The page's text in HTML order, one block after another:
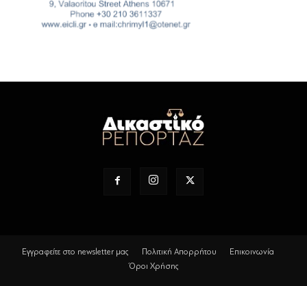
Εγγραφείτε στο newsletter μας Πολιτική Απορρήτου
Επικοινωνία
Όροι Χρήσης